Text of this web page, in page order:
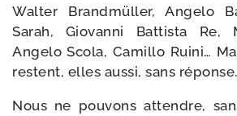
Walter Brandmüller, Angelo
Sarah, Giovanni Battista Re,
Angelo Scola, Camillo Ruini…
res­tent, elles aus­si, sans réponse.
Nous ne pou­vons attendre,